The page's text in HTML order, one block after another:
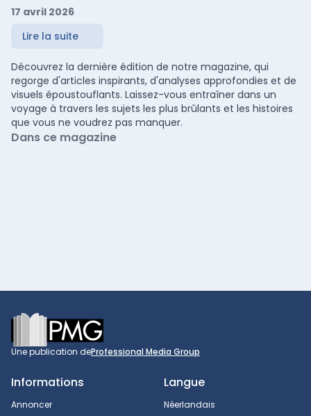
17 avril 2026
Lire la suite
Découvrez la dernière édition de notre magazine, qui
regorge d'articles inspirants, d'analyses approfondies et de
visuels époustouflants. Laissez-vous entraîner dans un
voyage à travers les sujets les plus brûlants et les histoires
que vous ne voudrez pas manquer.
Dans ce magazine
Footer
Une publication deProfessional Media Group
Informations
Annoncer
Langue
Néerlandais